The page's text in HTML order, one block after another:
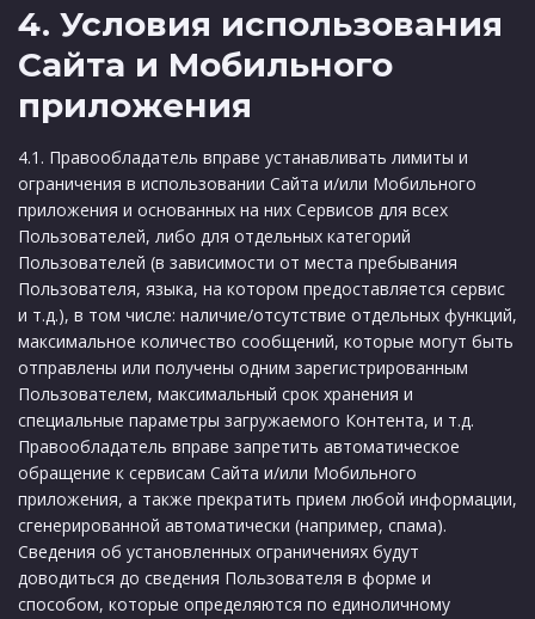
4. Условия использования
Сайта и Мобильного
приложения
4.1. Правообладатель вправе устанавливать лимиты и
ограничения в использовании Сайта и/или Мобильного
приложения и основанных на них Сервисов для всех
Пользователей, либо для отдельных категорий
Пользователей (в зависимости от места пребывания
Пользователя, языка, на котором предоставляется сервис
и т.д.), в том числе: наличие/отсутствие отдельных функций,
максимальное количество сообщений, которые могут быть
отправлены или получены одним зарегистрированным
Пользователем, максимальный срок хранения и
специальные параметры загружаемого Контента, и т.д.
Правообладатель вправе запретить автоматическое
обращение к сервисам Сайта и/или Мобильного
приложения, а также прекратить прием любой информации,
сгенерированной автоматически (например, спама).
Сведения об установленных ограничениях будут
доводиться до сведения Пользователя в форме и
способом, которые определяются по единоличному